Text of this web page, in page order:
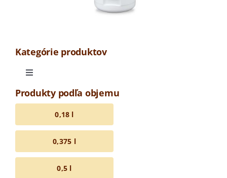
Kategórie produktov
Toggle
Navigation
Odrodová medovina
Medovina OAK LINE
Barrique medovina
Produkty podľa objemu
0,18 l
0,375 l
0,5 l